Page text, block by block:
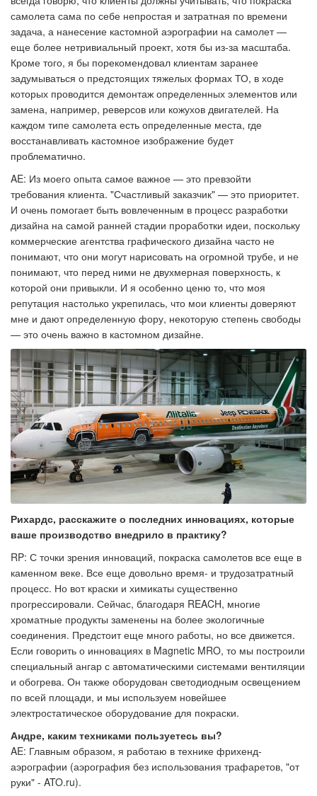
самолета сама по себе непростая и затратная по времени
задача, а нанесение кастомной аэрографии на самолет —
еще более нетривиальный проект, хотя бы из-за масштаба.
Кроме того, я бы порекомендовал клиентам заранее
задумываться о предстоящих тяжелых формах ТО, в ходе
которых проводится демонтаж определенных элементов или
замена, например, реверсов или кожухов двигателей. На
каждом типе самолета есть определенные места, где
восстанавливать кастомное изображение будет
проблематично.
AE: Из моего опыта самое важное — это превзойти
требования клиента. "Счастливый заказчик" — это приоритет.
И очень помогает быть вовлеченным в процесс разработки
дизайна на самой ранней стадии проработки идеи, поскольку
коммерческие агентства графического дизайна часто не
понимают, что они могут нарисовать на огромной трубе, и не
понимают, что перед ними не двухмерная поверхность, к
которой они привыкли. И я особенно ценю то, что моя
репутация настолько укрепилась, что мои клиенты доверяют
мне и дают определенную фору, некоторую степень свободы
— это очень важно в кастомном дизайне.
Рихардс, расскажите о последних инновациях, которые
ваше производство внедрило в практику?
RP: С точки зрения инноваций, покраска самолетов все еще в
каменном веке. Все еще довольно время- и трудозатратный
процесс. Но вот краски и химикаты существенно
прогрессировали. Сейчас, благодаря REACH, многие
хроматные продукты заменены на более экологичные
соединения. Предстоит еще много работы, но все движется.
Если говорить о инновациях в Magnetic MRO, то мы построили
специальный ангар с автоматическими системами вентиляции
и обогрева. Он также оборудован светодиодным освещением
по всей площади, и мы используем новейшее
электростатическое оборудование для покраски.
Андре, каким техниками пользуетесь вы?
AE: Главным образом, я работаю в технике фрихенд-
аэрографии (аэрография без использования трафаретов, "от
руки" - ATO.ru).